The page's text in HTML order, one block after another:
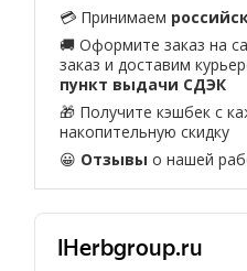
💳 Принимаем
🚚 Оформите заказ на
заказ и доставим
пункт выдачи СДЭК
🎁 Получите кэшбек с
накопительную скидку
😀 Отзывы о нашей